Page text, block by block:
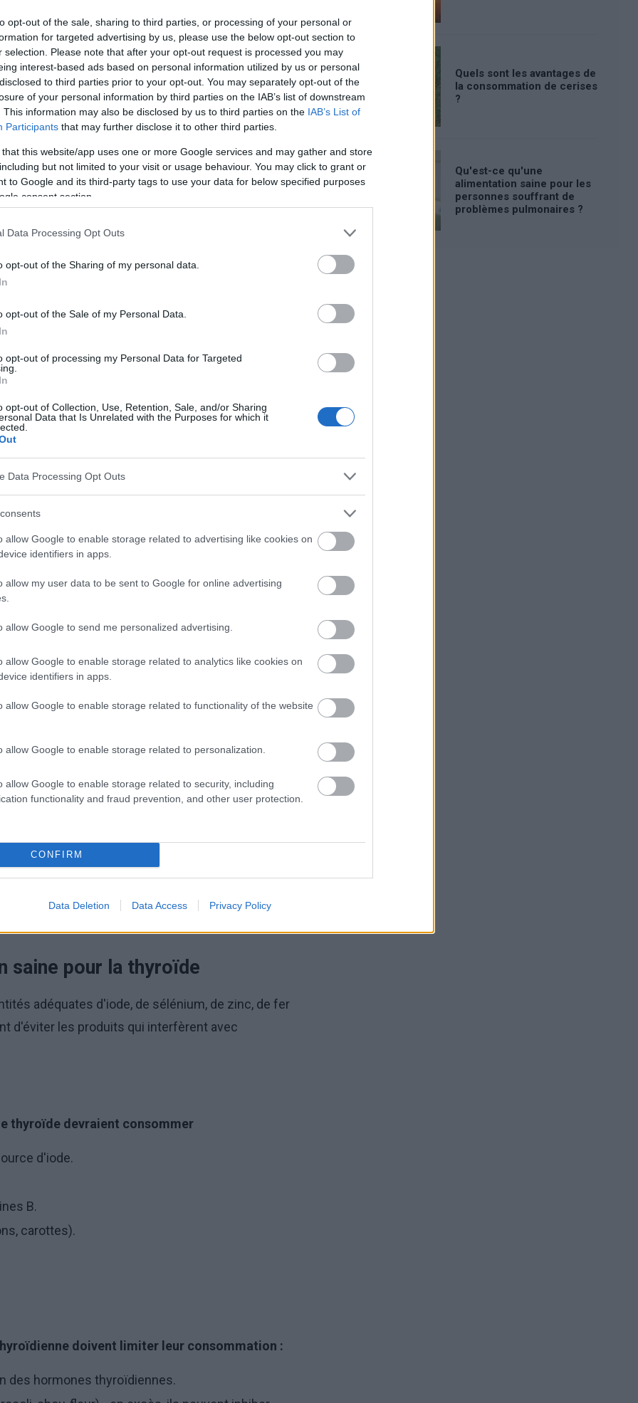
opt-out of the sale, sharing to third parties, or processing of your personal or
for targeted advertising by us, please use the below opt-out section to
selection. Please note that after your opt-out request is processed you may
interest-based ads based on personal information utilized by us or personal
to third parties prior to your opt-out. You may separately opt-out of the
of your personal information by third parties on the IAB’s list of downstream
This information may also be disclosed by us to third parties on the IAB’s List of
Participants that may further disclose it to other third parties.
that this website/app uses one or more Google services and may gather and store
but not limited to your visit or usage behaviour. You may click to grant or
to Google and its third-party tags to use your data for below specified purposes
consent section.
Data Processing Opt Outs
opt-out of the Sharing of my personal data.
opt-out of the Sale of my Personal Data.
opt-out of processing my Personal Data for Targeted
opt-out of Collection, Use, Retention, Sale, and/or Sharing
Data that Is Unrelated with the Purposes for which it
Data Processing Opt Outs
allow Google to enable storage related to advertising like cookies on
identifiers in apps.
allow my user data to be sent to Google for online advertising
allow Google to send me personalized advertising.
allow Google to enable storage related to analytics like cookies on
identifiers in apps.
allow Google to enable storage related to functionality of the website
allow Google to enable storage related to personalization.
allow Google to enable storage related to security, including
functionality and fraud prevention, and other user protection.
CONFIRM
Data Deletion Data Access Privacy Policy
la thyroïde
thyroïdienne
qui peuvent vous aider ?
?
l'organisme
(triiodothyronine) et T4 (thyroxine), qui régulent le
nerveux, la température corporelle et les
plus courants
sont les suivants
en hormones thyroïdiennes, elle entraîne fatigue,
entraîne une perte de poids, de la
saine pour la thyroïde
adéquates d'iode, de sélénium, de zinc, de fer
d'éviter les produits qui interfèrent avec
thyroïde devraient consommer
d'iode.
B.
carottes).
doivent limiter leur consommation :
des hormones thyroïdiennes.
Quels sont les avantages de
la consommation de cerises
?
Qu'est-ce qu'une
alimentation saine pour les
personnes souffrant de
problèmes pulmonaires ?